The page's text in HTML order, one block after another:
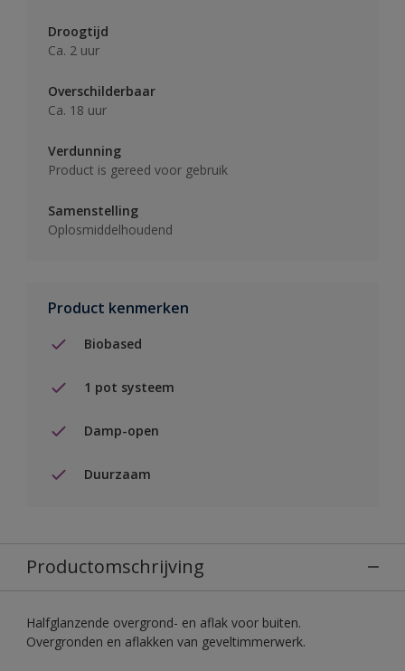
Droogtijd
Ca. 2 uur
Overschilderbaar
Ca. 18 uur
Verdunning
Product is gereed voor gebruik
Samenstelling
Oplosmiddelhoudend
Product kenmerken
Biobased
1 pot systeem
Damp-open
Duurzaam
Productomschrijving
Halfglanzende overgrond- en aflak voor buiten.
Overgronden en aflakken van geveltimmerwerk.